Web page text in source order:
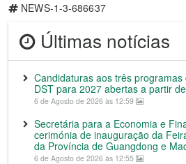
NEWS-1-3-686637
Últimas notícias
Candidaturas aos três
DST para 2027 abertas a partir
6 de Agosto de 2026 às 12:59
Secretária para a Economia e
cerimónia de inauguração da
da Província de Guangdong e
6 de Agosto de 2026 às 12:55